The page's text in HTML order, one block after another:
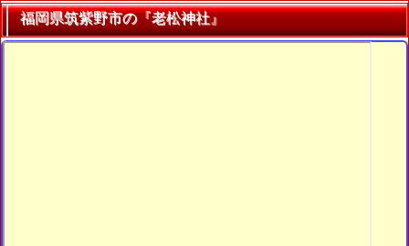
福岡県筑紫野市の『老松神社』